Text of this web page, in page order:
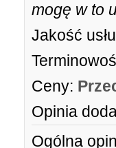
mogę w to
Jakość
Ceny:
Opinia
Ogólna